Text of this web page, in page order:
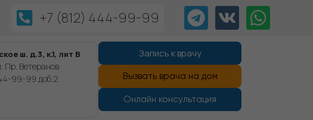
+7 (812) 444-99-99
ш. д.3, к.1, лит В
Пр. Ветеранов
99-99 доб.2
Запись к врачу
Вызвать врача на дом
Онлайн консультация